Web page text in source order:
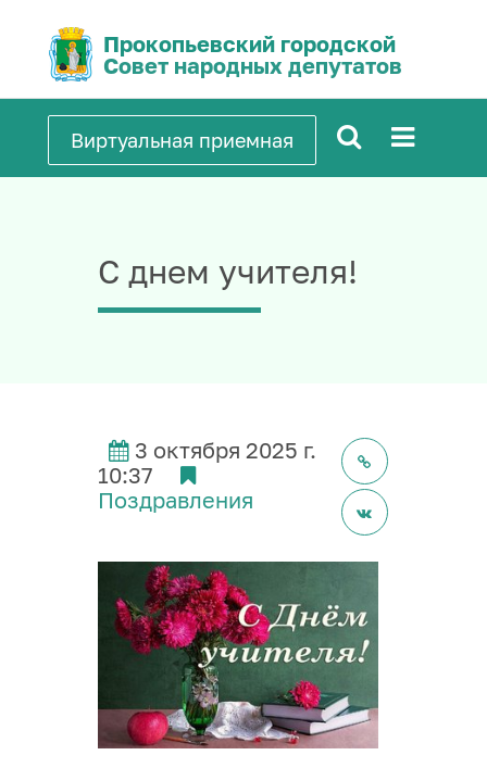
Прокопьевский городской
Совет народных депутатов
Виртуальная приемная
С днем учителя!
3 октября 2025 г.
10:37
Поздравления